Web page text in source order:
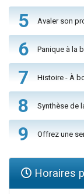
5 Avaler son
6 Panique à la
7 Histoire - À
8 Synthèse de
9 Offrez une
Horaires